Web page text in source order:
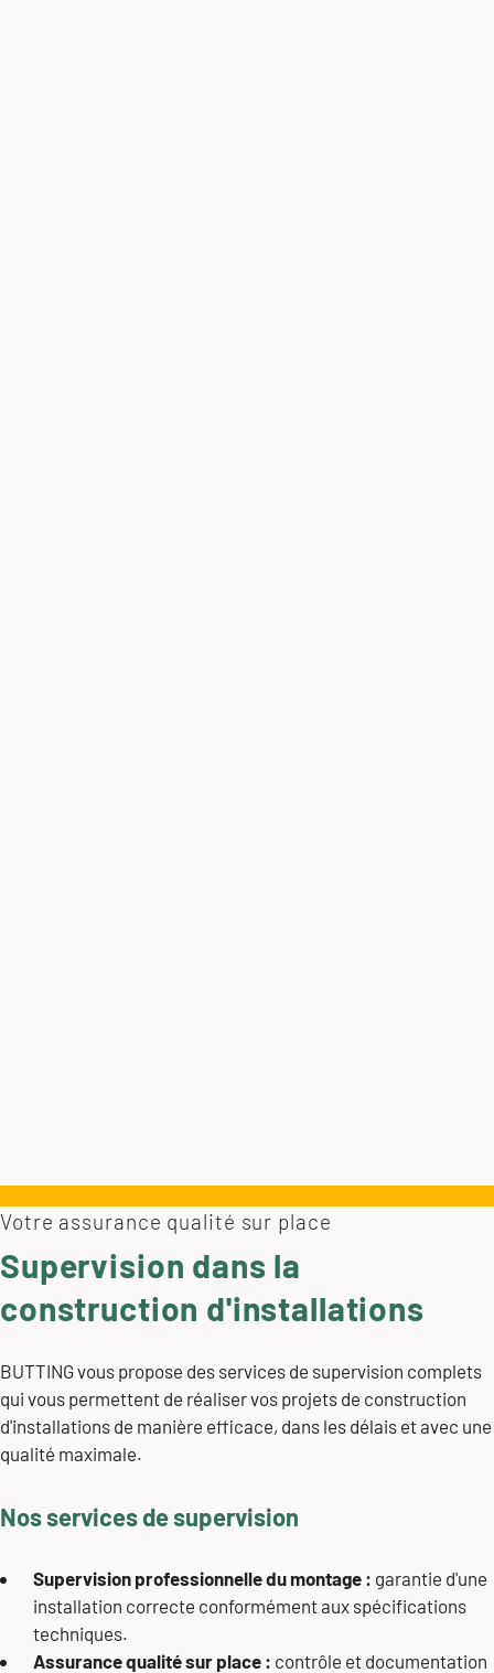
Votre assurance qualité sur place
Supervision dans la
construction d'installations
BUTTING vous propose des services de supervision complets
qui vous permettent de réaliser vos projets de construction
d'installations de manière efficace, dans les délais et avec une
qualité maximale.
Nos services de supervision
Supervision professionnelle du montage : garantie d'une
installation correcte conformément aux spécifications
techniques.
Assurance qualité sur place : contrôle et documentation